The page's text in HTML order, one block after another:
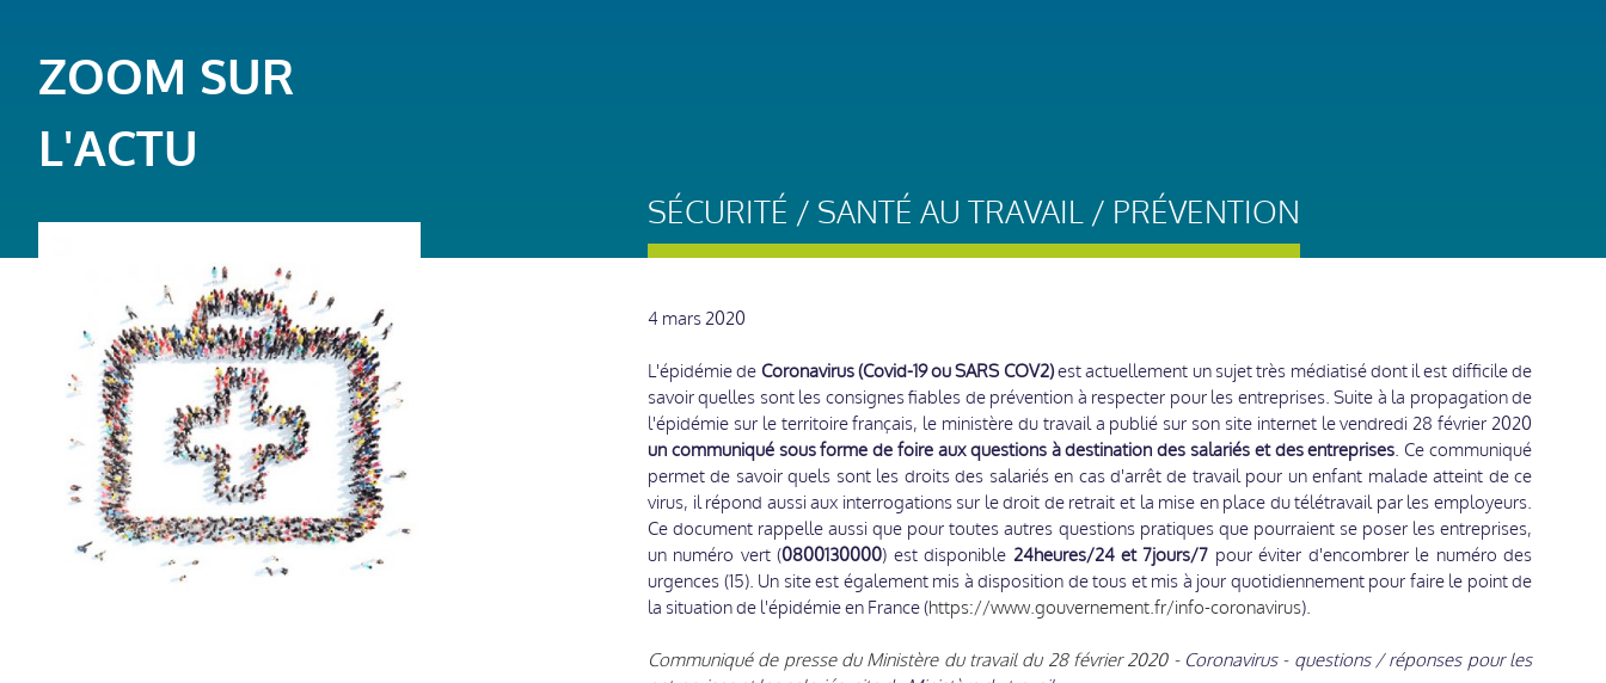
SÉCURITÉ / SANTÉ AU TRAVAIL / PRÉVENTION
ZOOM SUR
L'ACTU
4 mars 2020
L'épidémie de Coronavirus (Covid-19 ou SARS COV2)est actuellement un sujet très médiatisé dont il est difficile de
savoir quelles sont les consignes fiables de prévention à respecter pour les entreprises. Suite à la propagation de
l'épidémie sur le territoire français, le ministère du travail a publié sur son site internet le vendredi 28 février 2020
un communiqué sous forme de foire aux questions à destination des salariés et des entreprises. Ce communiqué
permet de savoir quels sont les droits des salariés en cas d'arrêt de travail pour un enfant malade atteint de ce
virus, il répond aussi aux interrogations sur le droit de retrait et la mise en place du télétravail par les employeurs.
Ce document rappelle aussi que pour toutes autres questions pratiques que pourraient se poser les entreprises,
un numéro vert (0800130000) est disponible 24heures/24 et 7jours/7 pour éviter d'encombrer le numéro des
urgences (15). Un site est également mis à disposition de tous et mis à jour quotidiennement pour faire le point de
la situation de l'épidémie en France (https://www.gouvernement.fr/info-coronavirus).
Communiqué de presse du Ministère du travail du 28 février 2020- Coronavirus - questions / réponses pour les